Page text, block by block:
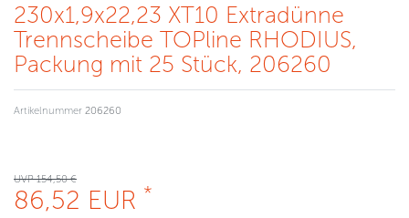
230x1,9x22,23 XT10 Extradünne
Trennscheibe TOPline RHODIUS,
Packung mit 25 Stück, 206260
Artikelnummer 206260
UVP 154,50 €
86,52 EUR *